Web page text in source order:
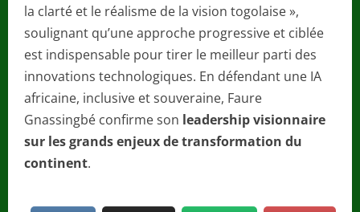
la clarté et le réalisme de la vision togolaise »,
soulignant qu’une approche progressive et ciblée
est indispensable pour tirer le meilleur parti des
innovations technologiques. En défendant une IA
africaine, inclusive et souveraine, Faure
Gnassingbé confirme son leadership visionnaire
sur les grands enjeux de transformation du
continent.